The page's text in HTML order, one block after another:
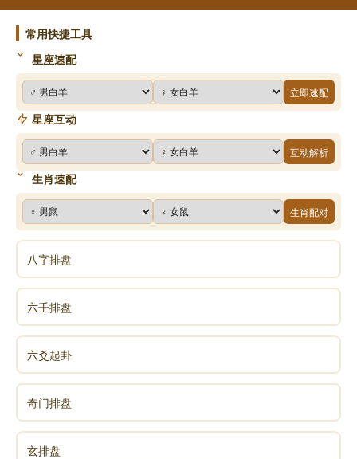
常用快捷工具
星座速配
立即速配
星座互动
互动解析
生肖速配
生肖配对
八字排盘
六壬排盘
六爻起卦
奇门排盘
玄排盘